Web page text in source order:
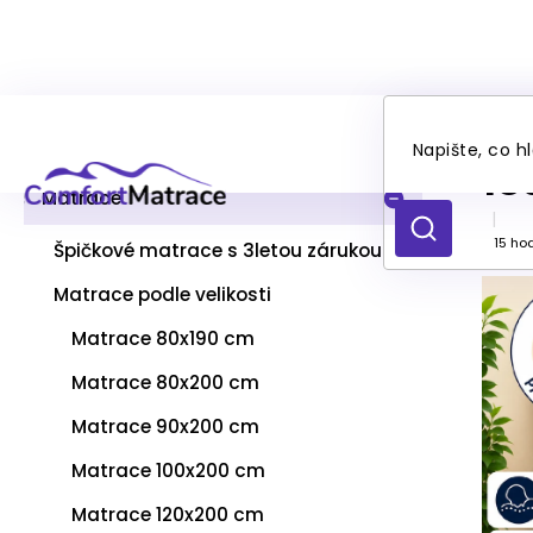
HLEDAT
t
r
kategorie
Matrace
Špičkové matrace s 3letou zárukou
Matrace podle velikosti
Matrace 80x190 cm
Matrace 80x200 cm
Matrace 90x200 cm
Matrace 100x200 cm
Matrace 120x200 cm
je
4,3
z
5
15